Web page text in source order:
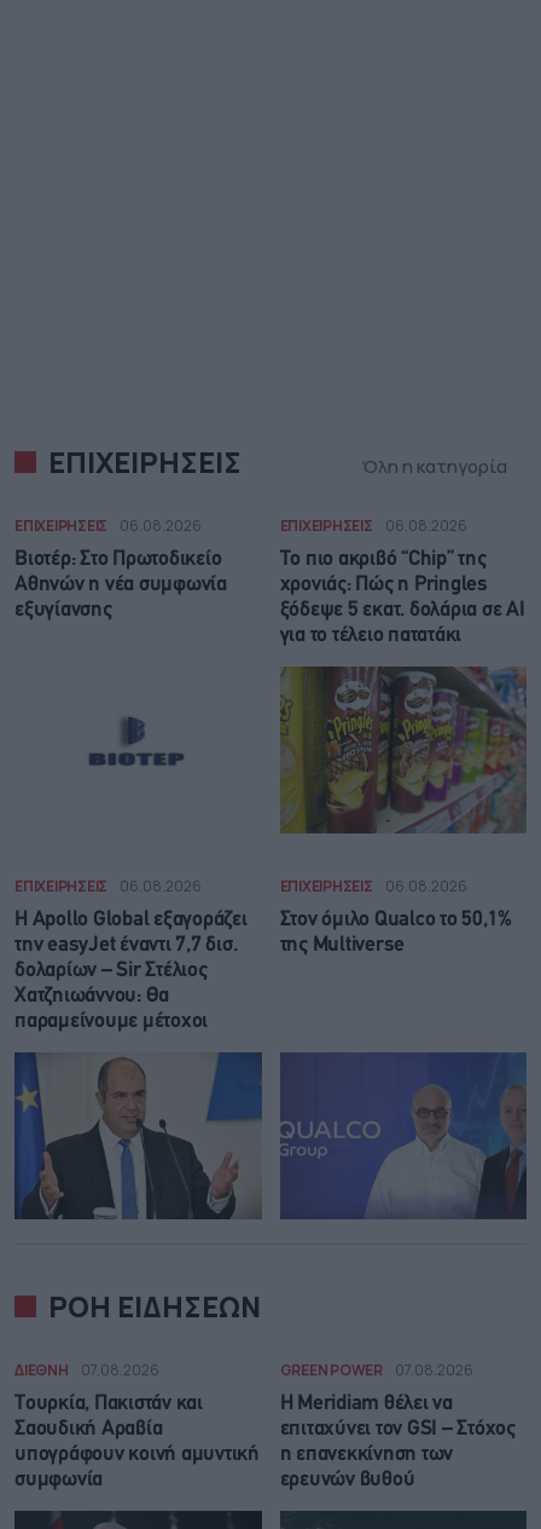
ΕΠΙΧΕΙΡΗΣΕΙΣ Όλη η κατηγορία
ΕΠΙΧΕΙΡΗΣΕΙΣ 06.08.2026
Βιοτέρ: Στο Πρωτοδικείο
Αθηνών η νέα συμφωνία
εξυγίανσης
ΕΠΙΧΕΙΡΗΣΕΙΣ 06.08.2026
Το πιο ακριβό “Chip” της
χρονιάς: Πώς η Pringles
ξόδεψε 5 εκατ. δολάρια σε AI
για το τέλειο πατατάκι
ΕΠΙΧΕΙΡΗΣΕΙΣ 06.08.2026
Η Apollo Global εξαγοράζει
την easyJet έναντι 7,7 δισ.
δολαρίων – Sir Στέλιος
Χατζηιωάννου: Θα
παραμείνουμε μέτοχοι
ΕΠΙΧΕΙΡΗΣΕΙΣ 06.08.2026
Στον όμιλο Qualco το 50,1%
της Multiverse
ΡΟΗ ΕΙΔΗΣΕΩΝ
ΔΙΕΘΝΗ 07.08.2026
Τουρκία, Πακιστάν και
Σαουδική Αραβία
υπογράφουν κοινή αμυντική
συμφωνία
GREEN POWER 07.08.2026
Η Meridiam θέλει να
επιταχύνει τον GSI – Στόχος
η επανεκκίνηση των
ερευνών βυθού